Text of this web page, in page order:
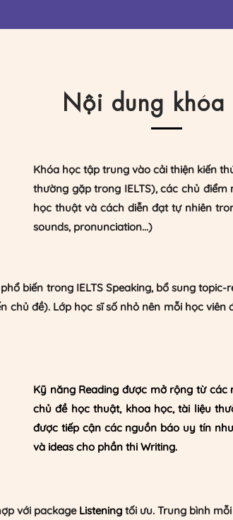
​Nội dung khóa
Khóa học tập trung vào cải thiện kiến
thường gặp trong IELTS), các chủ
học thuật và cách diễn đạt tự nhiên
sounds, pronunciation...)
biến trong IELTS Speaking, bổ sung
chủ đề). Lớp học sĩ số nhỏ nên mỗi học viên
​Kỹ năng Reading được mở rộng từ
chủ đề học thuật, khoa học, tài liệu
được tiếp cận các nguồn báo uy tín
và ideas cho phần thi Writing.
với package Listening tối ưu. Trung bình